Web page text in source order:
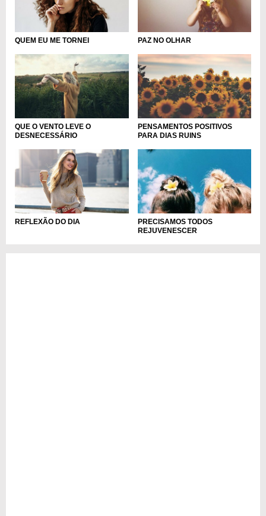
QUEM EU ME TORNEI PAZ NO OLHAR
QUE O VENTO LEVE O
DESNECESSÁRIO
PENSAMENTOS POSITIVOS
PARA DIAS RUINS
REFLEXÃO DO DIA
PRECISAMOS TODOS
REJUVENESCER